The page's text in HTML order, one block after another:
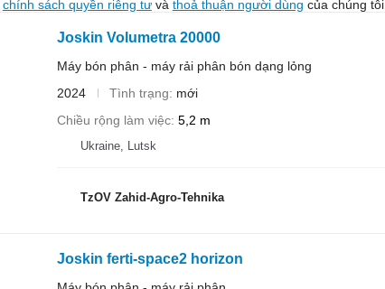
chính sách quyền riêng tưvà thoả thuận người dùng của chúng tôi.
Joskin Volumetra 20000
Máy bón phân - máy rải phân bón dạng lỏng
2024
Tình trạng
mới
Chiều rộng làm việc 5,2 m
Ukraine, Lutsk
TzOV Zahid-Agro-Tehnika
Joskin ferti-space2 horizon